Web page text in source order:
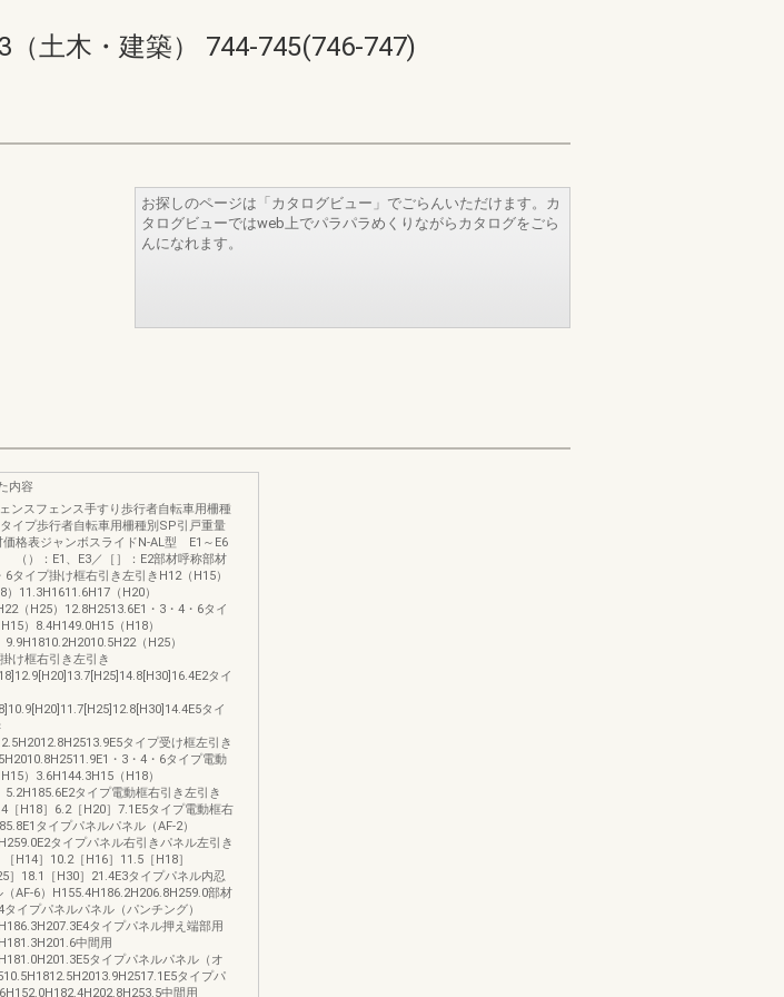
土木・建築） 744-745(746-747)
お探しのページは「カタログビュー」でごらんいただけます。カ
タログビューではweb上でパラパラめくりながらカタログをごら
んになれます。
内容
ンスフェンス手すり歩行者自転車用柵種
イプ歩行者自転車用柵種別SP引戸重量
価格表ジャンボスライドN-AL型 E1～E6
）：E1、E3／［］：E2部材呼称部材
タイプ掛け框右引き左引きH12（H15）
11.3H1611.6H17（H20）
（H25）12.8H2513.6E1・3・4・6タイ
）8.4H149.0H15（H18）
（H25）
け框右引き左引き
タイ
タイ
タイプ受け框左引き
・3・4・6タイプ電動
）3.6H144.3H15（H18）
タイプ電動框右引き左引き
［H18］6.2［H20］7.1E5タイプ電動框右
タイプパネルパネル（AF-2）
タイプパネル右引きパネル左引き
H14］10.2［H16］11.5［H18］
］18.1［H30］21.4E3タイプパネル内忍
AF-6）H155.4H186.2H206.8H259.0部材
イプパネルパネル（パンチング）
タイプパネル押え端部用
中間用
タイプパネルパネル（オ
タイプパ
中間用